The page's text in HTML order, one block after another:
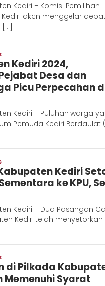
Kediri – Komisi Pemilihan
Kediri akan menggelar debat
[…]
HadiKediri 2024,
Desa dan
Picu Perpecahan
Kediri – Puluhan warga
Pemuda Kediri Berdaulat
Hadi
Kediri
ke KPU,
Kediri – Dua Pasangan
Kediri telah menyetorkan
Hadidi Pilkada
Syarat